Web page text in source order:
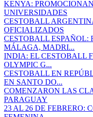
KENYA:
UNIVERSIDADES
CESTOBALL
OFICIALIZADOS
CESTOBALL ESPAÑOL:
MÁLAGA, MADRI...
INDIA: EL CESTOBALL
OLYMPIC G...
CESTOBALL EN
EN SANTO DO...
COMENZARON LAS
PARAGUAY
23 AL 26 DE FEBRERO: